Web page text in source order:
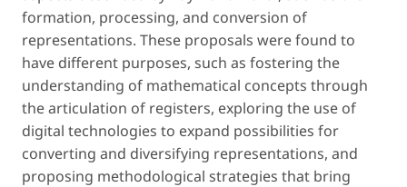
formation, processing, and conversion of
representations. These proposals were found to
have different purposes, such as fostering the
understanding of mathematical concepts through
the articulation of registers, exploring the use of
digital technologies to expand possibilities for
converting and diversifying representations, and
proposing methodological strategies that bring